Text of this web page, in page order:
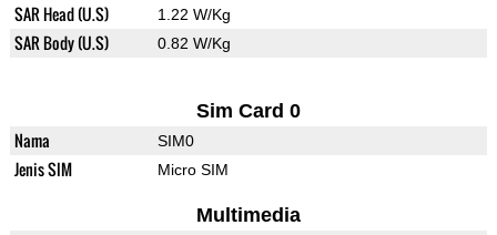
SAR Head (U.S) 1.22 W/Kg
SAR Body (U.S) 0.82 W/Kg
Sim Card 0
Nama SIM0
Jenis SIM Micro SIM
Multimedia